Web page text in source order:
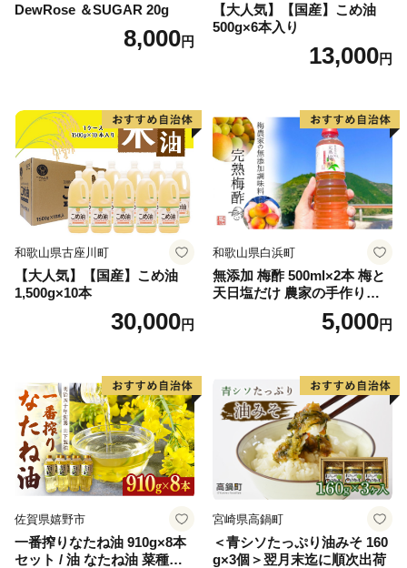
DewRose ＆SUGAR 20g
8,000円
【大人気】【国産】こめ油
500g×6本入り
13,000円
和歌山県古座川町
【大人気】【国産】こめ油
1,500g×10本
30,000円
和歌山県白浜町
無添加 梅酢 500ml×2本 梅と
天日塩だけ 農家の手作り完
5,000円
佐賀県嬉野市
一番搾りなたね油 910g×8本
セット / 油 なたね油 菜種油
宮崎県高鍋町
＜青シソたっぷり油みそ 160
g×3個＞翌月末迄に順次出荷